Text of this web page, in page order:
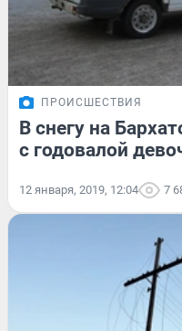
ПРОИСШЕСТВИЯ
В снегу на
с годовалой
12 января, 2019, 12:04 7